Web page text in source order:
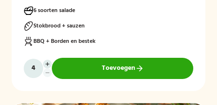
6 soorten salade
Stokbrood + sauzen
BBQ + Borden en bestek
Toevoegen